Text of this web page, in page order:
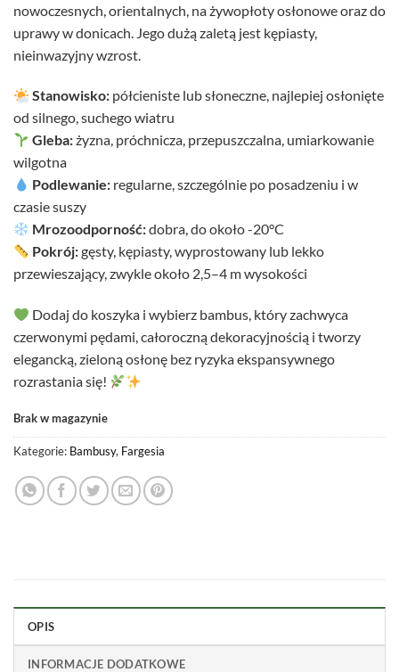
nowoczesnych, orientalnych, na żywopłoty osłonowe oraz do
uprawy w donicach. Jego dużą zaletą jest kępiasty,
nieinwazyjny wzrost.
Stanowisko: półcieniste lub słoneczne, najlepiej osłonięte
od silnego, suchego wiatru
Gleba:żyzna, próchnicza, przepuszczalna, umiarkowanie
wilgotna
Podlewanie: regularne, szczególnie po posadzeniu i w
czasie suszy
Mrozoodporność:dobra, do około -20°C
Pokrój:gęsty, kępiasty, wyprostowany lub lekko
przewieszający, zwykle około 2,5–4 m wysokości
Dodaj do koszyka i wybierz bambus, który zachwyca
czerwonymi pędami, całoroczną dekoracyjnością i tworzy
elegancką, zieloną osłonę bez ryzyka ekspansywnego
rozrastania się!
Brak w magazynie
Kategorie: Bambusy, Fargesia
OPIS
INFORMACJE DODATKOWE